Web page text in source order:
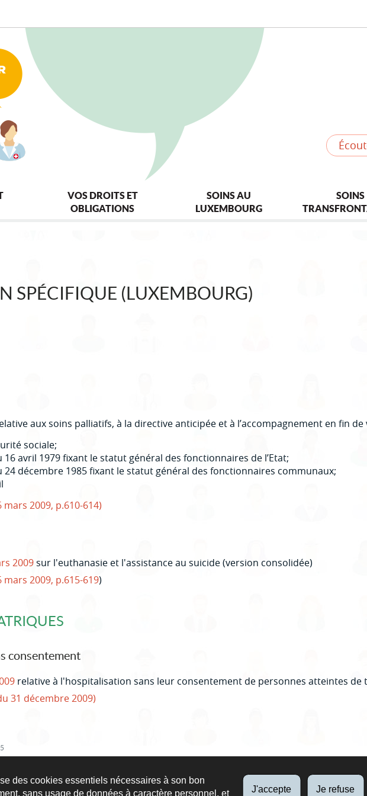
des cookies essentiels nécessaires à son bon
sans usage de données à caractère personnel, et
J'accepte Je refuse
VOS DROITS ET
OBLIGATIONS
SOINS AU
LUXEMBOURG
SOINS
SPÉCIFIQUE (LUXEMBOURG)
aux soins palliatifs, à la directive anticipée et à l’accompagnement en fin
sociale;
avril 1979 fixant le statut général des fonctionnaires de l’Etat;
24 décembre 1985 fixant le statut général des fonctionnaires communaux;
mars 2009, p.610-614)
2009sur l'euthanasie et l'assistance au suicide (version consolidée)
mars 2009, p.615-619)
consentement
relative à l'hospitalisation sans leur consentement de personnes atteintes de
31 décembre 2009)
SOINS AU LUXEMBOURG QUI SOMMES-NOUS